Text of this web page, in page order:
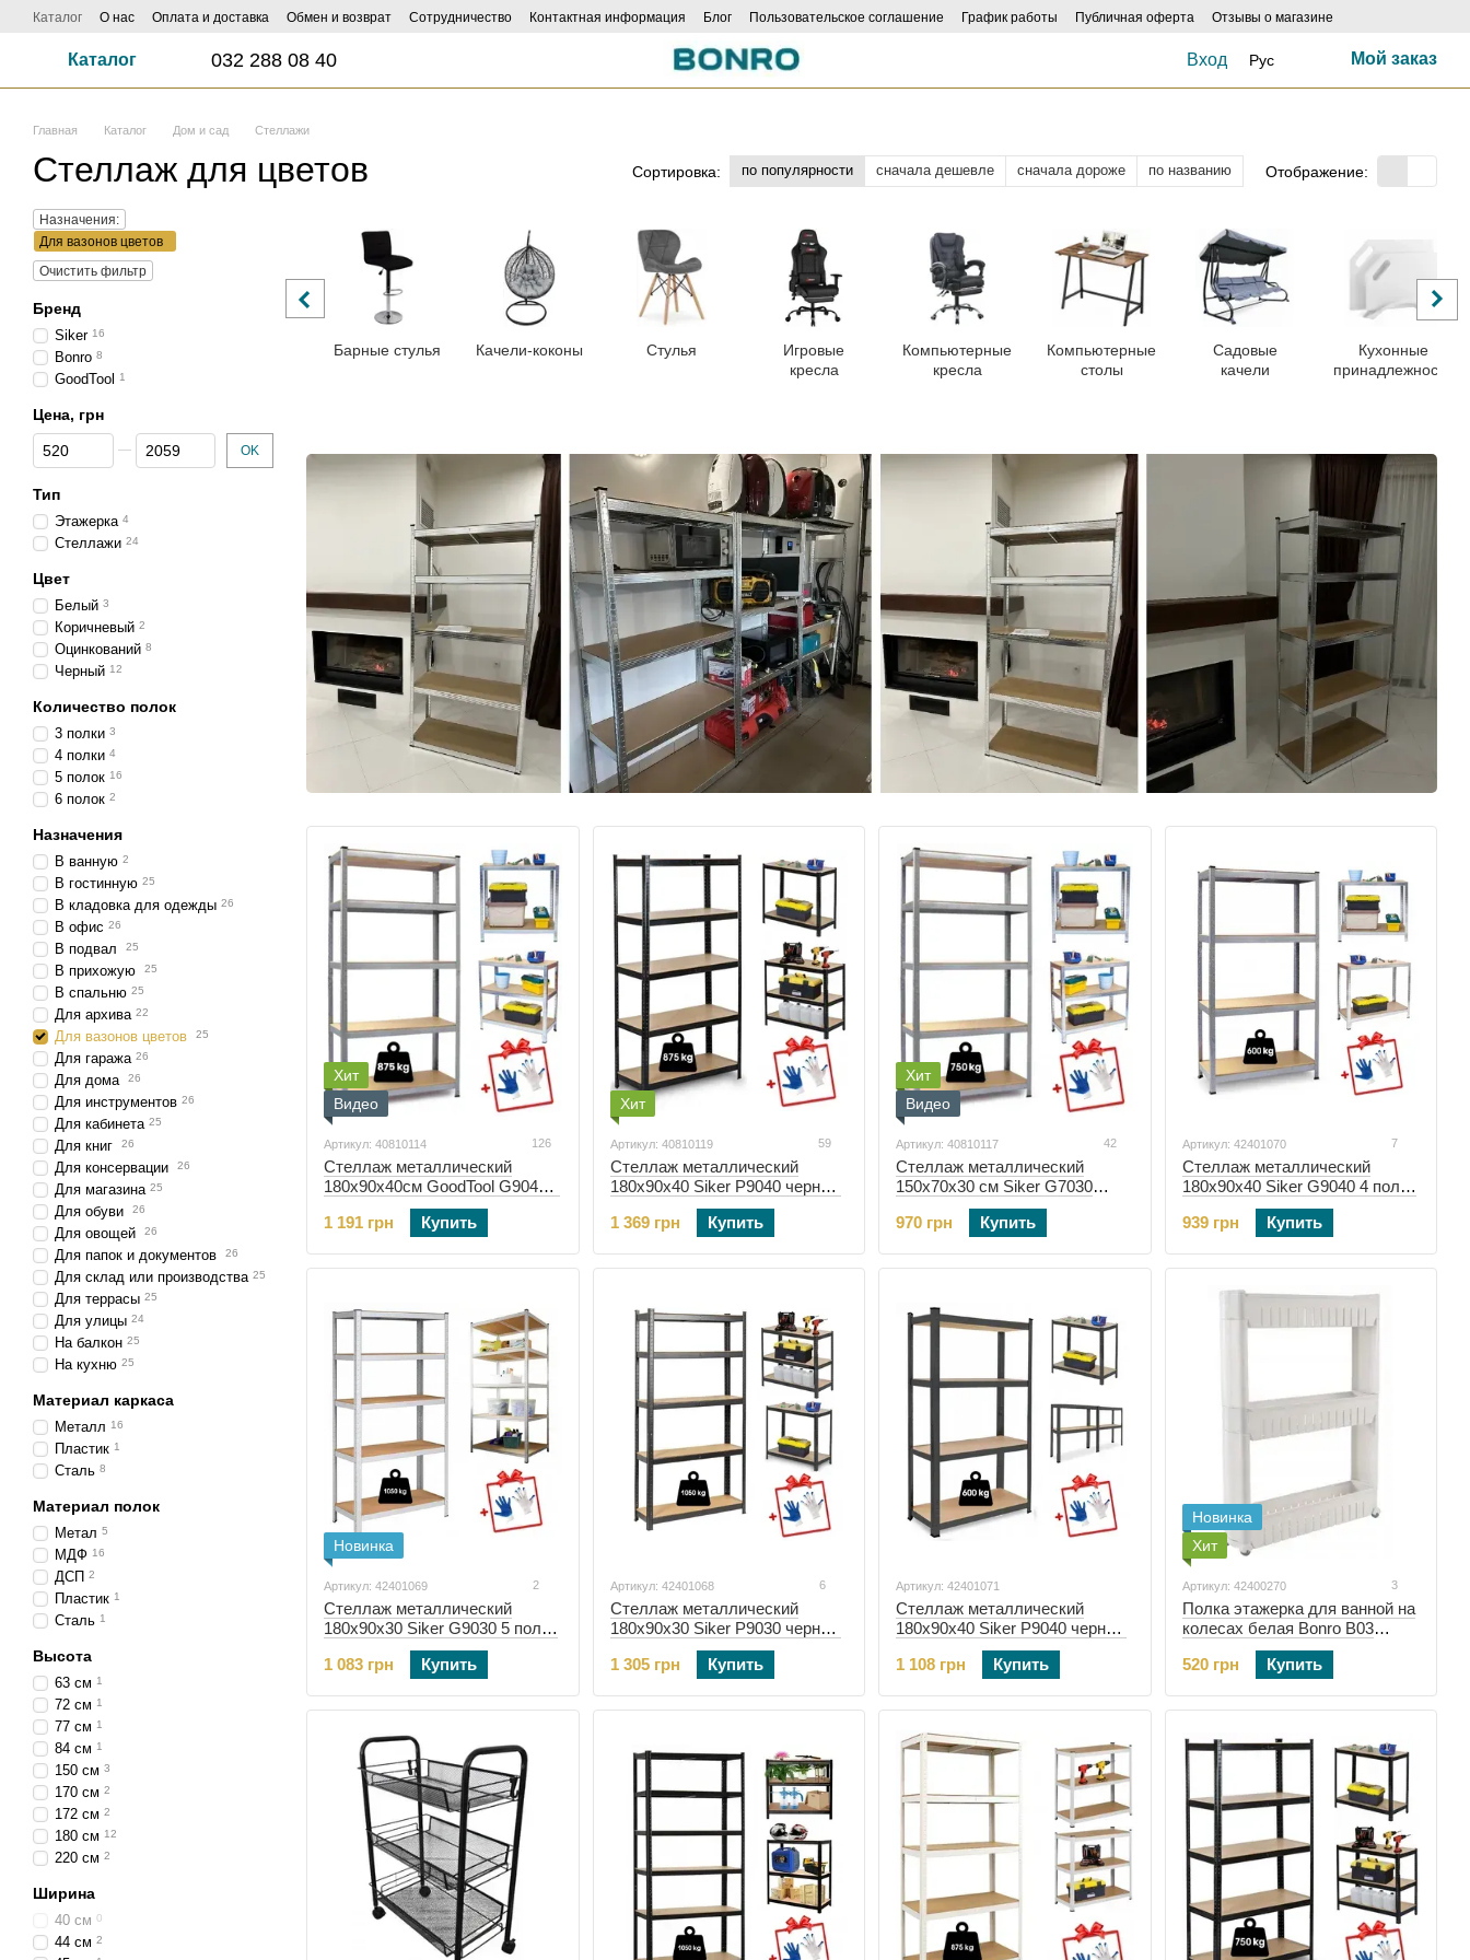
Перейти к основному контенту
Каталог О нас Оплата и доставка Обмен и возврат Сотрудничество Контактная информация Блог Пользовательское соглашение График работы Публичная оферта
Отзывы о магазине
Каталог 032 288 08 40 Вход Рус Мой заказ
Главная Каталог Дом и сад Стеллажи
Стеллаж для цветов Сортировка: по популярности сначала дешевле сначала дороже по названию Отображение:
Барные стулья Качели-коконы Стулья
Игровые
кресла
Компьютерные
кресла
Компьютерные
столы
Садовые
качели
Кухонные
принадлежности
Хит
Видео
Артикул: 40810114 126
Стеллаж металлический
180х90х40см GoodTool G9040 5
полок (40810114)
1 191 грн
Купить
Хит
Артикул: 40810119 59
Стеллаж металлический
180х90х40 Siker P9040 черный
1 369 грн
Купить
Хит
Видео
Артикул: 40810117 42
Стеллаж металлический
150х70х30 см Siker G7030
(40810117)
970 грн
Купить
Артикул: 42401070 7
Стеллаж металлический
180x90x40 Siker G9040 4 полки
(42401070)
939 грн
Купить
Новинка
Артикул: 42401069 2
Стеллаж металлический
180x90x30 Siker G9030 5 полок
1 083 грн
Купить
Артикул: 42401068 6
Стеллаж металлический
180х90х30 Siker P9030 черный
5 полок (42401068)
1 305 грн
Купить
Артикул: 42401071
Стеллаж металлический
180х90х40 Siker P9040 черный
4 полки (42401071)
1 108 грн
Купить
Новинка
Хит
Артикул: 42400270 3
Полка этажерка для ванной на
колесах белая Bonro B03
(42400270)
520 грн
Купить
Назначения:
Для вазонов цветов
Очистить фильтр
Бренд
Siker 16
Bonro 8
GoodTool 1
Цена, грн
От Цена, грн
До Цена, грн OK
Тип
Этажерка 4
Стеллажи 24
Цвет
Белый 3
Коричневый 2
Оцинкований 8
Черный 12
Количество полок
3 полки 3
4 полки 4
5 полок 16
6 полок 2
Назначения
В ванную 2
В гостинную 25
В кладовка для одежды 26
В офис 26
В подвал 25
В прихожую 25
В спальню 25
Для архива 22
Для вазонов цветов 25
Для гаража 26
Для дома 26
Для инструментов 26
Для кабинета 25
Для книг 26
Для консервации 26
Для магазина 25
Для обуви 26
Для овощей 26
Для папок и документов 26
Для склад или производства 25
Для террасы 25
Для улицы 24
На балкон 25
На кухню 25
Материал каркаса
Металл 16
Пластик 1
Сталь 8
Материал полок
Метал 5
МДФ 16
ДСП 2
Пластик 1
Сталь 1
Высота
63 см 1
72 см 1
77 см 1
84 см 1
150 см 3
170 см 2
172 см 2
180 см 12
220 см 2
Ширина
40 см 0
44 см 2